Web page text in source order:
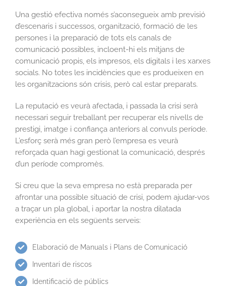
Una gestió efectiva només s’aconsegueix amb previsió
d’escenaris i successos, organització, formació de les
persones i la preparació de tots els canals de
comunicació possibles, incloent-hi els mitjans de
comunicació propis, els impresos, els digitals i les xarxes
socials. No totes les incidències que es produeixen en
les organitzacions són crisis, però cal estar preparats.
La reputació es veurà afectada, i passada la crisi serà
necessari seguir treballant per recuperar els nivells de
prestigi, imatge i confiança anteriors al convuls període.
L’esforç serà més gran però l’empresa es veurà
reforçada quan hagi gestionat la comunicació, després
d’un període compromès.
Si creu que la seva empresa no està preparada per
afrontar una possible situació de crisi, podem ajudar-vos
a traçar un pla global, i aportar la nostra dilatada
experiència en els següents serveis:
Elaboració de Manuals i Plans de Comunicació
Inventari de riscos
Identificació de públics